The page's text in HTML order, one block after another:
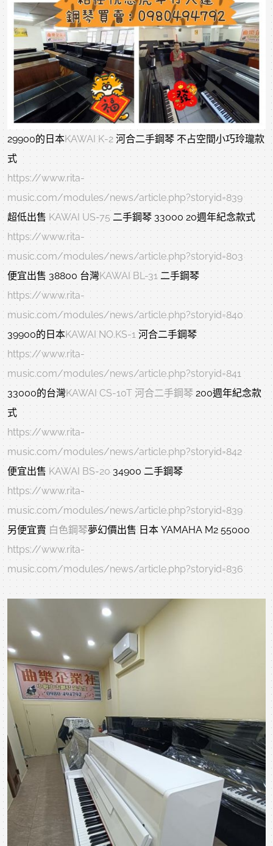
29900的日本KAWAI K-2 河合二手鋼琴 不占空間小巧玲瓏款
式
https://www.rita-
music.com/modules/news/article.php?storyid=839
超低出售 KAWAI US-75二手鋼琴 33000 20週年紀念款式
https://www.rita-
music.com/modules/news/article.php?storyid=803
便宜出售 38800 台灣KAWAI BL-31 二手鋼琴
https://www.rita-
music.com/modules/news/article.php?storyid=840
39900的日本KAWAI NO.KS-1河合二手鋼琴
https://www.rita-
music.com/modules/news/article.php?storyid=841
33000的台灣KAWAI CS-10T 河合二手鋼琴 200週年紀念款
式
https://www.rita-
music.com/modules/news/article.php?storyid=842
便宜出售 KAWAI BS-2034900 二手鋼琴
https://www.rita-
music.com/modules/news/article.php?storyid=839
另便宜賣 白色鋼琴夢幻價出售 日本 YAMAHA M2 55000
https://www.rita-
music.com/modules/news/article.php?storyid=836